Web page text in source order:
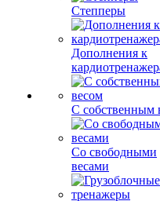
Степперы
Дополнения к
С собственным
Со свободными
весами